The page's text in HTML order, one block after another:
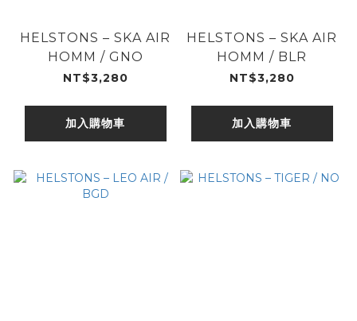
HELSTONS – SKA AIR
HOMM / GNO
NT$3,280
加入購物車
HELSTONS – SKA AIR
HOMM / BLR
NT$3,280
加入購物車